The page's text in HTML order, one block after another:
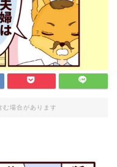
む場合があります